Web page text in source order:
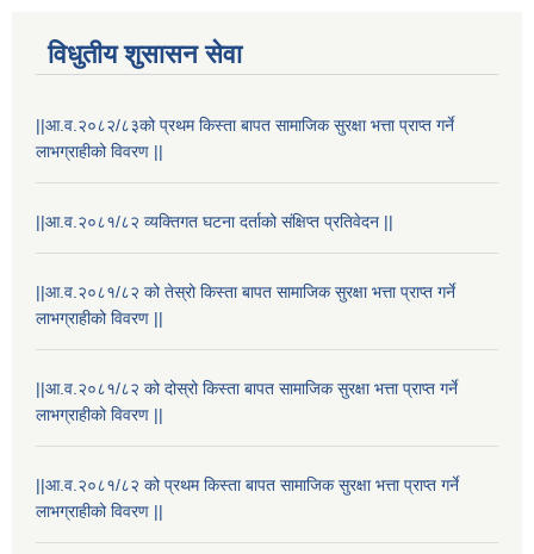
विधुतीय शुसासन सेवा
||आ.व.२०८२/८३को प्रथम किस्ता बापत सामाजिक सुरक्षा भत्ता प्राप्त गर्ने
लाभग्राहीको विवरण ||
||आ.व.२०८१/८२ व्यक्तिगत घटना दर्ताको संक्षिप्त प्रतिवेदन ||
||आ.व.२०८१/८२ को तेस्रो किस्ता बापत सामाजिक सुरक्षा भत्ता प्राप्त गर्ने
लाभग्राहीको विवरण ||
||आ.व.२०८१/८२ को दोस्रो किस्ता बापत सामाजिक सुरक्षा भत्ता प्राप्त गर्ने
लाभग्राहीको विवरण ||
||आ.व.२०८१/८२ को प्रथम किस्ता बापत सामाजिक सुरक्षा भत्ता प्राप्त गर्ने
लाभग्राहीको विवरण ||